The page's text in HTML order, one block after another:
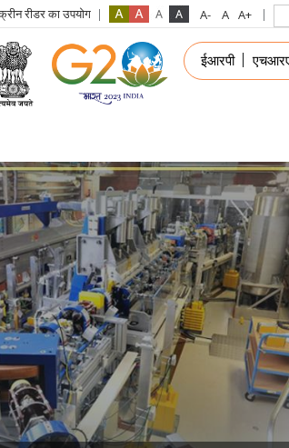
रीडर का उपयोग
ईआरपी